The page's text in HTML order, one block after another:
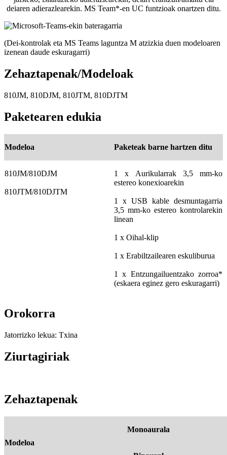
deiaren adierazlearekin. MS Team*-en UC funtzioak onartzen ditu.
(Dei-kontrolak eta MS Teams laguntza M atzizkia duen modeloaren
izenean daude eskuragarri)
Zehaztapenak/Modeloak
810JM, 810DJM, 810JTM, 810DJTM
Paketearen edukia
Modeloa Paketeak barne hartzen ditu
810JM/810DJM
810JTM/810DJTM
1 x Aurikularrak 3,5 mm-ko
estereo konexioarekin
1 x USB kable desmuntagarria
3,5 mm-ko estereo kontrolarekin
linean
1 x Oihal-klip
1 x Erabiltzailearen eskuliburua
1 x Entzungailuentzako zorroa*
(eskaera eginez gero eskuragarri)
Orokorra
Jatorrizko lekua: Txina
Ziurtagiriak
Zehaztapenak
Modeloa
Monoaurala